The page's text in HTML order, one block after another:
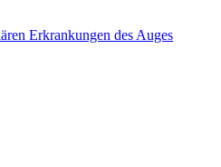
Erkrankungen des Auges